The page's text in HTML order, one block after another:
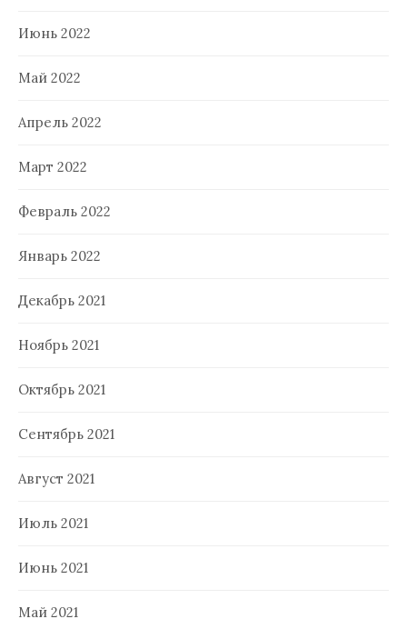
Июнь 2022
Май 2022
Апрель 2022
Март 2022
Февраль 2022
Январь 2022
Декабрь 2021
Ноябрь 2021
Октябрь 2021
Сентябрь 2021
Август 2021
Июль 2021
Июнь 2021
Май 2021